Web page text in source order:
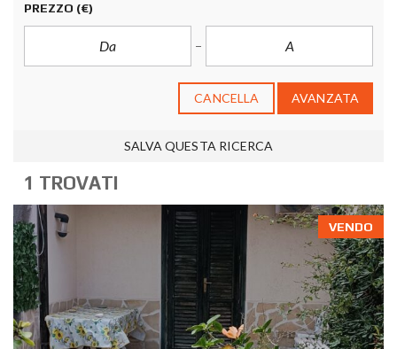
PREZZO (€)
CANCELLA AVANZATA
SALVA QUESTA RICERCA
1 TROVATI
VENDO